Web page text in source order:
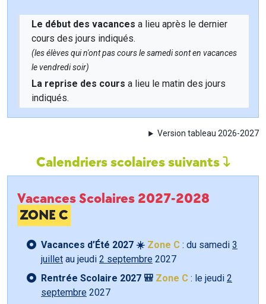
Le début des vacances a lieu après le dernier
cours des jours indiqués.
(les élèves qui n'ont pas cours le samedi sont en vacances
le vendredi soir)
La reprise des cours a lieu le matin des jours
indiqués.
Version tableau 2026-2027
Calendriers scolaires suivants
Vacances Scolaires 2027-2028
ZONE C
Vacances d’Été 2027 ☀️ Zone C : du samedi 3
juillet au jeudi 2 septembre 2027
Rentrée Scolaire 2027 🎒 Zone C : le jeudi 2
septembre 2027